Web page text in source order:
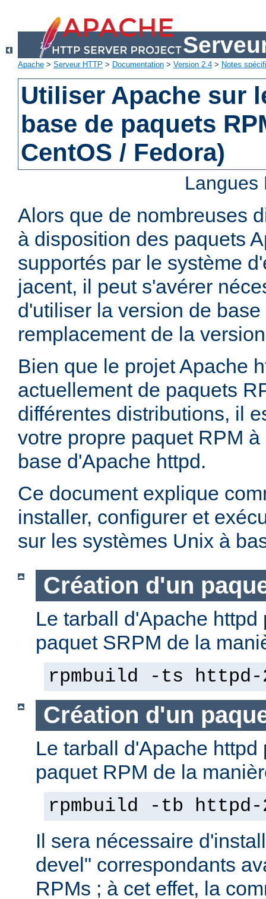
Apache > Serveur HTTP > Documentation > Version 2.4 > Notes
Utiliser Apache sur
base de paquets
CentOS / Fedora)
Alors que de nombreuses
à disposition des paquets
supportés par le système
jacent, il peut s'avérer
d'utiliser la version de
remplacement de la
Bien que le projet Apache
actuellement de paquets
différentes distributions, il
votre propre paquet RPM
base d'Apache httpd.
Ce document explique
installer, configurer et
sur les systèmes Unix à
Création d'un
Le tarball d'Apache
paquet SRPM de la
rpmbuild -ts
Création d'un
Le tarball d'Apache
paquet RPM de la
rpmbuild -tb
Il sera nécessaire
devel" correspondants
RPMs ; à cet effet, la